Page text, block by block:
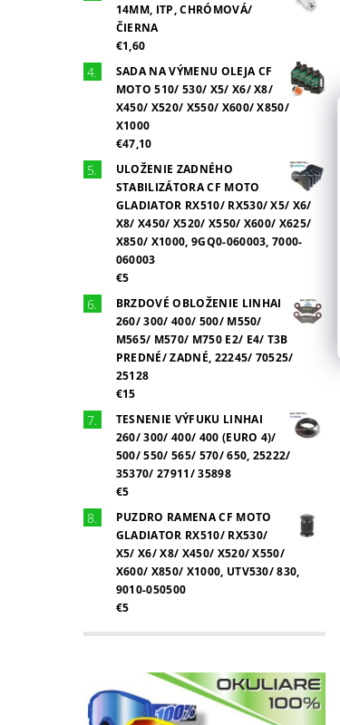
14MM, ITP, CHRÓMOVÁ/
ČIERNA
€1,60
SADA NA VÝMENU OLEJA CF
MOTO 510/ 530/ X5/ X6/ X8/
X450/ X520/ X550/ X600/ X850/
X1000
€47,10
ULOŽENIE ZADNÉHO
STABILIZÁTORA CF MOTO
GLADIATOR RX510/ RX530/ X5/ X6/
X8/ X450/ X520/ X550/ X600/ X625/
X850/ X1000, 9GQ0-060003, 7000-
060003
€5
BRZDOVÉ OBLOŽENIE LINHAI
260/ 300/ 400/ 500/ M550/
M565/ M570/ M750 E2/ E4/ T3B
PREDNÉ/ ZADNÉ, 22245/ 70525/
25128
€15
TESNENIE VÝFUKU LINHAI
260/ 300/ 400/ 400 (EURO 4)/
500/ 550/ 565/ 570/ 650, 25222/
35370/ 27911/ 35898
€5
PUZDRO RAMENA CF MOTO
GLADIATOR RX510/ RX530/
X5/ X6/ X8/ X450/ X520/ X550/
X600/ X850/ X1000, UTV530/ 830,
9010-050500
€5